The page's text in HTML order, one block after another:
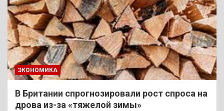
ЭКОНОМИКА
В Британии спрогнозировали рост спроса на
дрова из-за «тяжелой зимы»